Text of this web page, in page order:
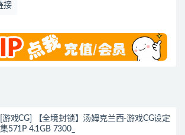
接
[游戏CG] 【全境封锁】汤姆克兰西-游戏CG设定
集571P 4.1GB 7300_